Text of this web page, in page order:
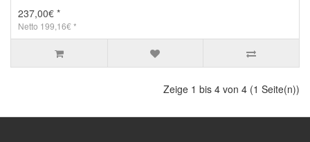
237,00€ *
Netto 199,16€ *
Zeige 1 bis 4 von 4 (1 Seite(n))